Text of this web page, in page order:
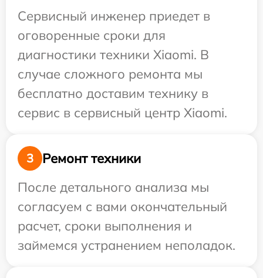
Сервисный инженер приедет в
оговоренные сроки для
диагностики техники Xiaomi. В
случае сложного ремонта мы
бесплатно доставим технику в
сервис в сервисный центр Xiaomi.
3
Ремонт техники
После детального анализа мы
согласуем с вами окончательный
расчет, сроки выполнения и
займемся устранением неполадок.